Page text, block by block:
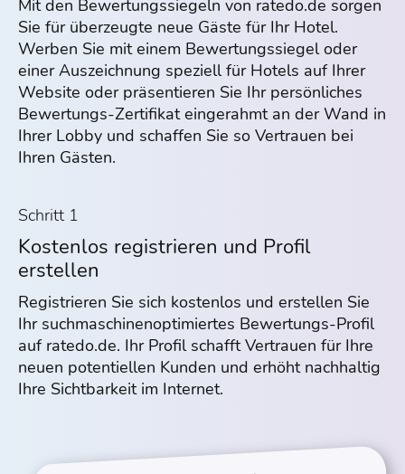
Mit den Bewertungssiegeln von ratedo.de sorgen
Sie für überzeugte neue Gäste für Ihr Hotel.
Werben Sie mit einem Bewertungssiegel oder
einer Auszeichnung speziell für Hotels auf Ihrer
Website oder präsentieren Sie Ihr persönliches
Bewertungs-Zertifikat eingerahmt an der Wand in
Ihrer Lobby und schaffen Sie so Vertrauen bei
Ihren Gästen.
Schritt 1
Kostenlos registrieren und Profil
erstellen
Registrieren Sie sich kostenlos und erstellen Sie
Ihr suchmaschinen­optimiertes Bewertungs-Profil
auf ratedo.de. Ihr Profil schafft Vertrauen für Ihre
neuen potentiellen Kunden und erhöht nachhaltig
Ihre Sichtbarkeit im Internet.